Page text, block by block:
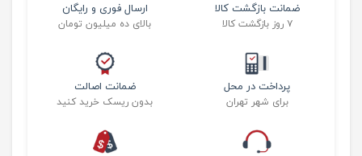
ارسال فوری و رایگان
بالای ده میلیون تومان
ضمانت بازگشت کالا
۷ روز بازگشت کالا
ضمانت اصالت
بدون ریسک خرید کنید
پرداخت در محل
برای شهر تهران